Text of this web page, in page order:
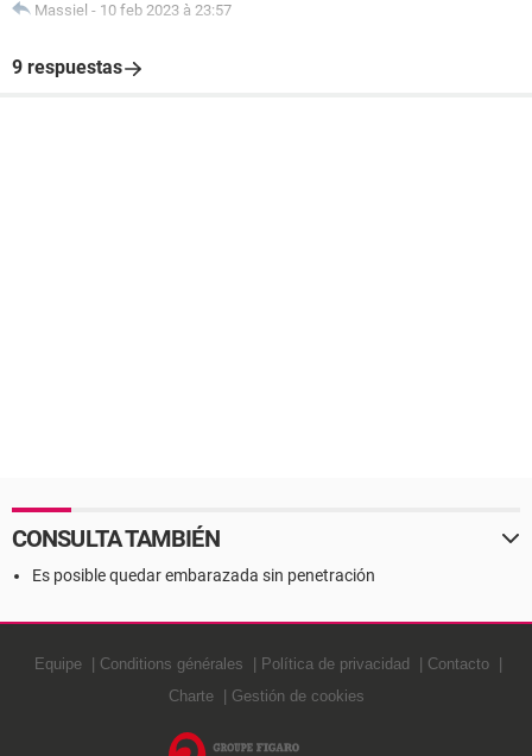
Massiel - 10 feb 2023 à 23:57
9 respuestas
CONSULTA TAMBIÉN
Es posible quedar embarazada sin penetración
Equipe Conditions générales Política de privacidad
Contacto
Charte
Gestión de cookies